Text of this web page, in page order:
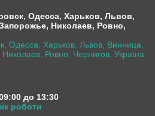
Одесса, Харьков, Львов,
Николаев, Ровно,
Одесса, Харьков, Львов, Винница,
Ровно, Чернигов, Україна
до 13:30
роботи